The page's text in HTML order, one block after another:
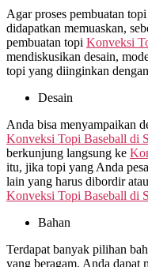
Agar proses pembuatan
didapatkan memuaskan,
pembuatan topi Konveksi
mendiskusikan desain,
topi yang diinginkan
Desain
Anda bisa menyampaikan
Konveksi Topi Baseball di
berkunjung langsung ke
itu, jika topi yang Anda
lain yang harus dibordir
Konveksi Topi Baseball di
Bahan
Terdapat banyak pilihan
yang beragam. Anda dapat